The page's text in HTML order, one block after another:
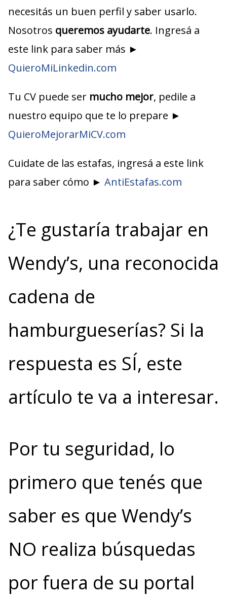
necesitás un buen perfil y saber usarlo.
Nosotros queremos ayudarte. Ingresá a
este link para saber más ►
QuieroMiLinkedin.com
Tu CV puede ser mucho mejor, pedile a
nuestro equipo que te lo prepare ►
QuieroMejorarMiCV.com
Cuidate de las estafas, ingresá a este link
para saber cómo ► AntiEstafas.com
¿Te gustaría trabajar en
Wendy’s, una reconocida
cadena de
hamburgueserías? Si la
respuesta es SÍ, este
artículo te va a interesar.
Por tu seguridad, lo
primero que tenés que
saber es que Wendy’s
NO realiza búsquedas
por fuera de su portal